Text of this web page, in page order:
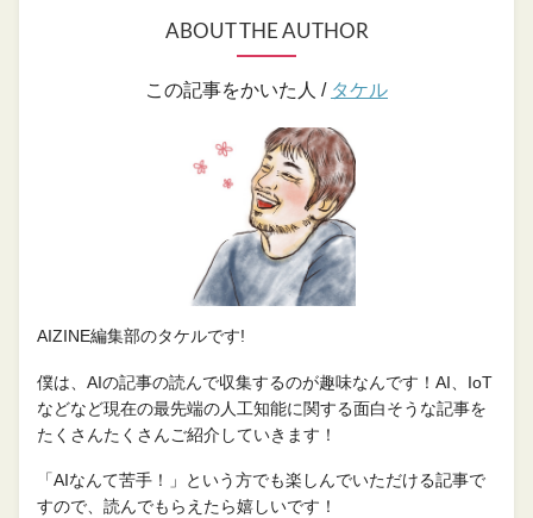
ABOUT THE AUTHOR
この記事をかいた人 / タケル
AIZINE編集部のタケルです!
僕は、AIの記事の読んで収集するのが趣味なんです！AI、IoT
などなど現在の最先端の人工知能に関する面白そうな記事を
たくさんたくさんご紹介していきます！
「AIなんて苦手！」という方でも楽しんでいただける記事で
すので、読んでもらえたら嬉しいです！